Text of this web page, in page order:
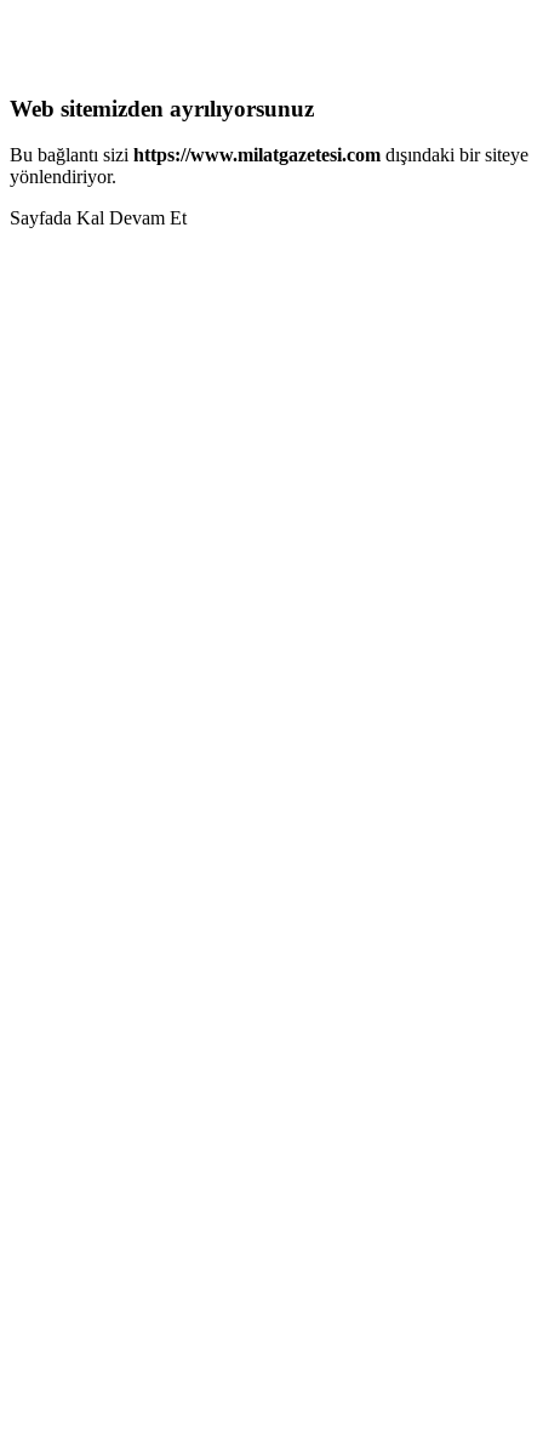
Web sitemizden ayrılıyorsunuz
Bu bağlantı sizi https://www.milatgazetesi.com dışındaki bir siteye
yönlendiriyor.
Sayfada Kal Devam Et